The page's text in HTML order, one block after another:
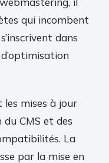
qui incombent
dans
les mises à jour
CMS et des
La
par la mise en